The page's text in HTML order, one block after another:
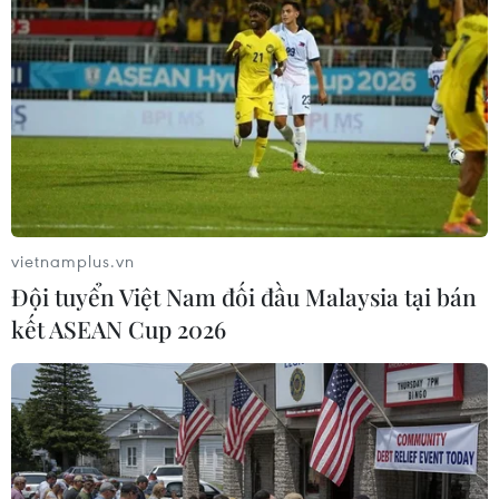
Chủ sân Azteca lỗ hơn 47 triệu USD vì
World Cup 2026
08/08/2026 06:43
Dữ liệu việc làm Mỹ mở thêm dư địa
cho giá vàng trong tuần qua
08/08/2026 04:29
Thương mại Việt Nam-Australia
hướng tới những động lực tăng
trưởng mới
08/08/2026 03:29
vietnamplus.vn
Đội tuyển Việt Nam đối đầu Malaysia tại bán
kết ASEAN Cup 2026